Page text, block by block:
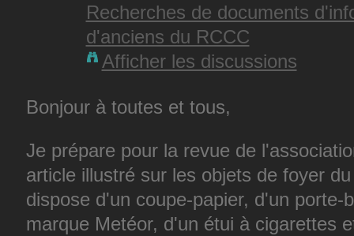
Recherches de documents
d'anciens du RCCC
Afficher les discussions
Bonjour à toutes et tous,
Je prépare pour la revue de
article illustré sur les objets de foyer
dispose d'un coupe-papier, d'un porte-
marque Metéor, d'un étui à cigarettes